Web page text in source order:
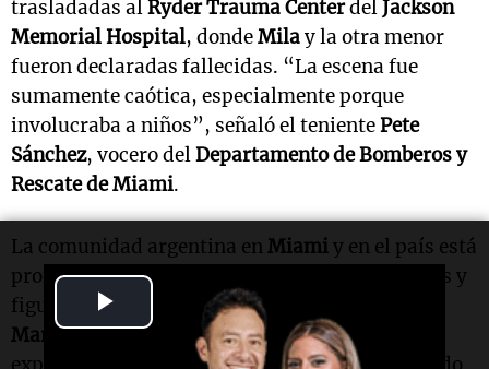
Video
trasladadas alRyder Trauma CenterdelJackson
Memorial Hospital, dondeMilay la otra menor
fueron declaradas fallecidas. “La escena fue
sumamente caótica, especialmente porque
involucraba a niños”, señaló el tenientePete
Sánchez, vocero delDepartamento de Bomberos y
Rescate de Miami.
La comunidad argentina enMiamiy en el país está
profundamente movilizada. Familiares, amigos y
figuras del espectáculo, como el presentador
Marcelo Tinelli
y el actorNicolás Vázquez